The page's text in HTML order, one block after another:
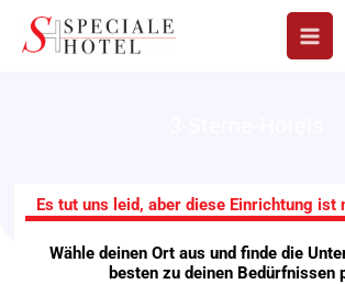
Inhalt
Es tut uns leid, aber diese Einrichtung ist
Wähle deinen Ort aus und finde die
besten zu deinen Bedürfnissen
Viva Strand